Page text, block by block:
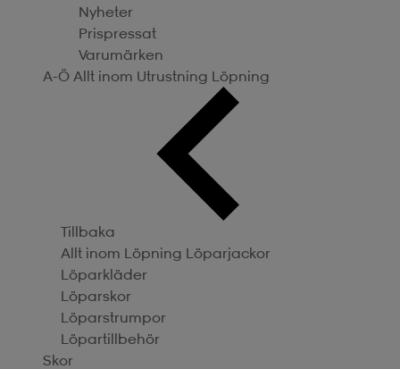
Nyheter
Prispressat
Varumärken
A-Ö Allt inom Utrustning Löpning
Tillbaka
Allt inom Löpning Löparjackor
Löparkläder
Löparskor
Löparstrumpor
Löpartillbehör
Skor